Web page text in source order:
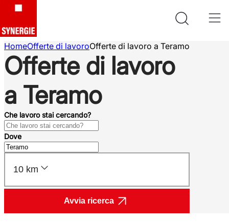
HomeOfferte di lavoroOfferte di lavoro a Teramo
Offerte di lavoro
a Teramo
Che lavoro stai cercando?
Dove
10 km
Avvia ricerca